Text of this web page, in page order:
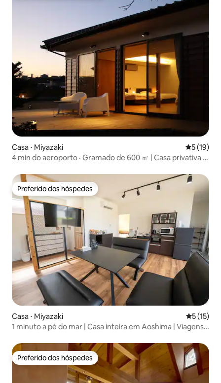
Casa ⋅ Miyazaki 5 de uma
5 (19)
4 min do aeroporto · Gramado de 600 ㎡ | Casa privativa e
Preferido dos hóspedes
Preferido dos hóspedes
Casa ⋅ Miyazaki 5 de uma
5 (15)
1 minuto a pé do mar | Casa inteira em Aoshima | Viagens
gratuitas
Preferido dos hóspedes
Preferido dos hóspedes